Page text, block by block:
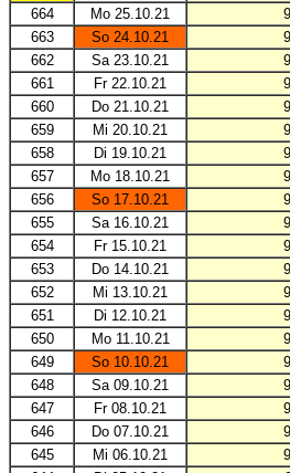
664
Mo 25.10.21
663
So 24.10.21
662
Sa 23.10.21
661
Fr 22.10.21
660
Do 21.10.21
659
Mi 20.10.21
658
Di 19.10.21
657
Mo 18.10.21
656
So 17.10.21
655
Sa 16.10.21
654
Fr 15.10.21
653
Do 14.10.21
652
Mi 13.10.21
651
Di 12.10.21
650
Mo 11.10.21
649
So 10.10.21
648
Sa 09.10.21
647
Fr 08.10.21
646
Do 07.10.21
645
Mi 06.10.21